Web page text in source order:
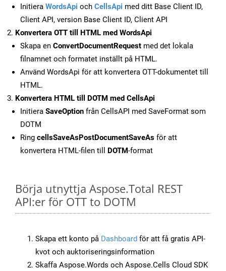
Initiera WordsApi och CellsApi med ditt Base Client ID,
Client API, version Base Client ID, Client API
Konvertera OTT till HTML med WordsApi
Skapa en ConvertDocumentRequest med det lokala
filnamnet och formatet inställt på HTML.
Använd WordsApi för att konvertera OTT-dokumentet till
HTML.
Konvertera HTML till DOTM med CellsApi
Initiera SaveOption från CellsAPI med SaveFormat som
DOTM
Ring cellsSaveAsPostDocumentSaveAs för att
konvertera HTML-filen till DOTM-format
Börja utnyttja Aspose.Total REST
API:er för OTT to DOTM
Skapa ett konto på Dashboard för att få gratis API-
kvot och auktoriseringsinformation
Skaffa Aspose.Words och Aspose.Cells Cloud SDK